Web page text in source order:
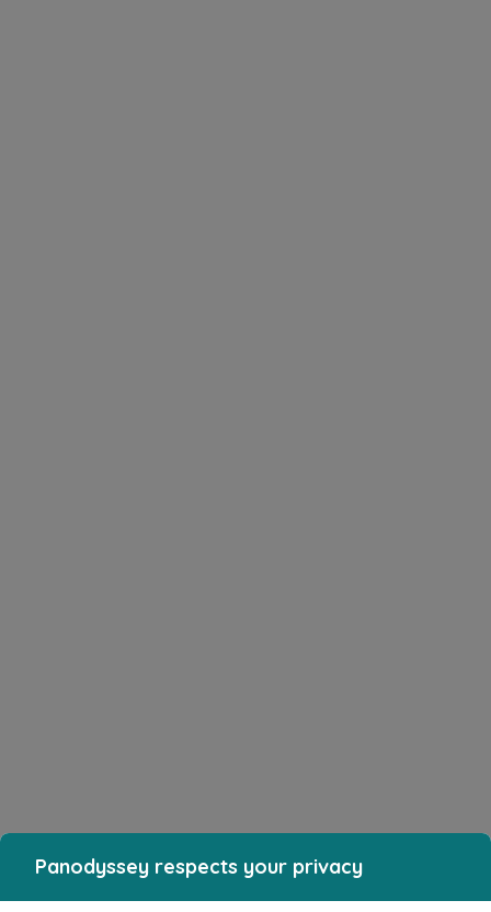
Panodyssey respects your privacy